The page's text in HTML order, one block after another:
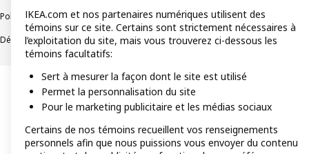
Politique de divulgation responsableModalités
Déclaration sur le travail forcé et les enfantsAccessibilité
IKEA.com et nos partenaires numériques utilisent des
témoins sur ce site. Certains sont strictement nécessaires à
l’exploitation du site, mais vous trouverez ci-dessous les
témoins facultatifs:
Sert à mesurer la façon dont le site est utilisé
Permet la personnalisation du site
Pour le marketing publicitaire et les médias sociaux
Certains de nos témoins recueillent vos renseignements
personnels afin que nous puissions vous envoyer du contenu